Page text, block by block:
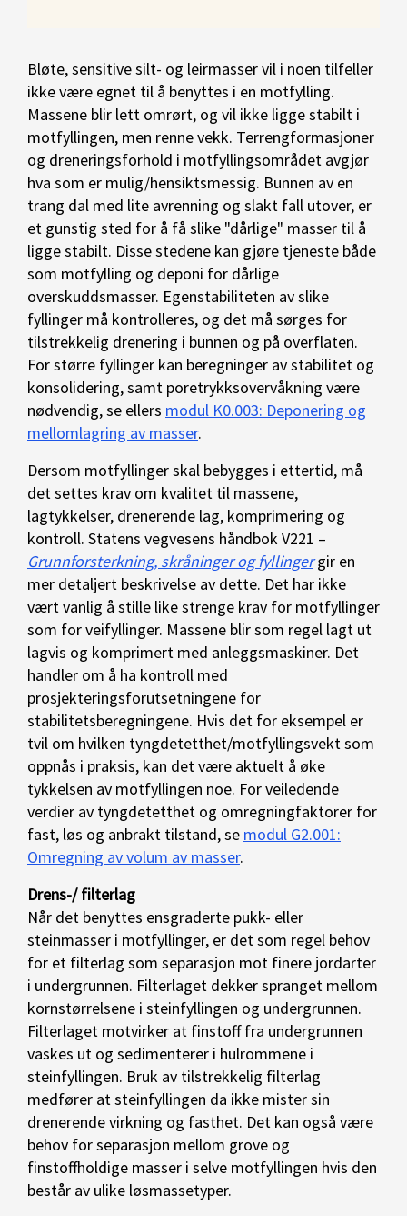
Bløte, sensitive silt- og leirmasser vil i noen tilfeller
ikke være egnet til å benyttes i en motfylling.
Massene blir lett omrørt, og vil ikke ligge stabilt i
motfyllingen, men renne vekk. Terrengformasjoner
og dreneringsforhold i motfyllingsområdet avgjør
hva som er mulig/hensiktsmessig. Bunnen av en
trang dal med lite avrenning og slakt fall utover, er
et gunstig sted for å få slike "dårlige" masser til å
ligge stabilt. Disse stedene kan gjøre tjeneste både
som motfylling og deponi for dårlige
overskuddsmasser. Egenstabiliteten av slike
fyllinger må kontrolleres, og det må sørges for
tilstrekkelig drenering i bunnen og på overflaten.
For større fyllinger kan beregninger av stabilitet og
konsolidering, samt poretrykksovervåkning være
nødvendig, se ellers modul K0.003: Deponering og
mellomlagring av masser.
Dersom motfyllinger skal bebygges i ettertid, må
det settes krav om kvalitet til massene,
lagtykkelser, drenerende lag, komprimering og
kontroll. Statens vegvesens håndbok V221 –
Grunnforsterkning, skråninger og fyllingergir en
mer detaljert beskrivelse av dette. Det har ikke
vært vanlig å stille like strenge krav for motfyllinger
som for veifyllinger. Massene blir som regel lagt ut
lagvis og komprimert med anleggsmaskiner. Det
handler om å ha kontroll med
prosjekteringsforutsetningene for
stabilitetsberegningene. Hvis det for eksempel er
tvil om hvilken tyngdetetthet/motfyllingsvekt som
oppnås i praksis, kan det være aktuelt å øke
tykkelsen av motfyllingen noe. For veiledende
verdier av tyngdetetthet og omregningfaktorer for
fast, løs og anbrakt tilstand, se modul G2.001:
Omregning av volum av masser.
Drens-/ filterlag
Når det benyttes ensgraderte pukk- eller
steinmasser i motfyllinger, er det som regel behov
for et filterlag som separasjon mot finere jordarter
i undergrunnen. Filterlaget dekker spranget mellom
kornstørrelsene i steinfyllingen og undergrunnen.
Filterlaget motvirker at finstoff fra undergrunnen
vaskes ut og sedimenterer i hulrommene i
steinfyllingen. Bruk av tilstrekkelig filterlag
medfører at steinfyllingen da ikke mister sin
drenerende virkning og fasthet. Det kan også være
behov for separasjon mellom grove og
finstoffholdige masser i selve motfyllingen hvis den
består av ulike løsmassetyper.